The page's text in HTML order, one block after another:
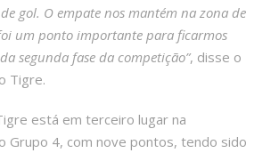
gol. O empate nos mantém na zona de
um ponto importante para ficarmos
segunda fase da competição”, disse o
Tigre.
está em terceiro lugar na
Grupo 4, com nove pontos, tendo sido